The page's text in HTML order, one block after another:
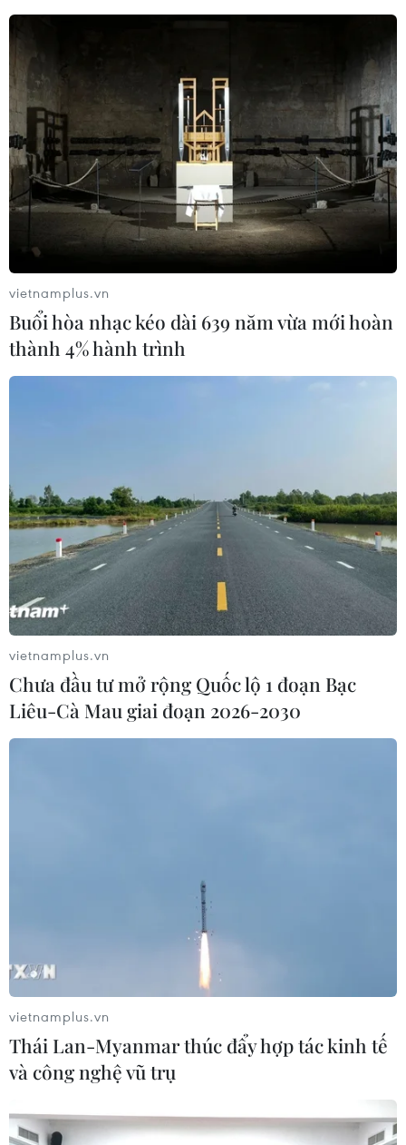
TIN CÙNG CHUYÊN MỤC
Iran và Oman thống nhất mở lại eo
06/08/2026 12:25
vietnamplus.vn
Buổi hòa nhạc kéo dài 639 năm vừa mới hoàn
thành 4% hành trình
vietnamplus.vn
Chưa đầu tư mở rộng Quốc lộ 1 đoạn Bạc
Liêu-Cà Mau giai đoạn 2026-2030
vietnamplus.vn
Thái Lan-Myanmar thúc đẩy hợp tác kinh tế
và công nghệ vũ trụ